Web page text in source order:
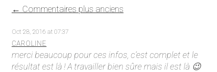
← Commentaires plus anciens
Oct 28, 2016 at 07:37
CAROLINE
merci beaucoup pour ces infos, c’est complet et le
résultat est là ! A travailler bien sûre mais il est là 😉